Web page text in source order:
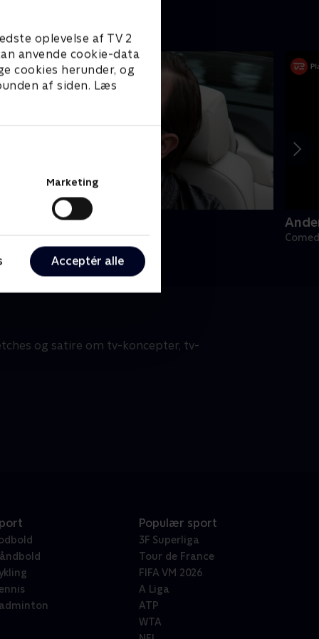
oplevelse af TV 2
anvende cookie-data
cookies herunder, og
af siden. Læs
Marketing
Acceptér alle
Danish Dynamite
• 3 sæsoner
og satire om tv-koncepter, tv-
Populær sport
3F Superliga
Tour de France
FIFA VM 2026
A Liga
ATP
WTA